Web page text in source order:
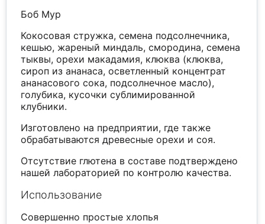
Боб Мур
Кокосовая стружка, семена подсолнечника,
кешью, жареный миндаль, смородина, семена
тыквы, орехи макадамия, клюква (клюква,
сироп из ананаса, осветленный концентрат
ананасового сока, подсолнечное масло),
голубика, кусочки сублимированной
клубники.
Изготовлено на предприятии, где также
обрабатываются древесные орехи и соя.
Отсутствие глютена в составе подтверждено
нашей лабораторией по контролю качества.
Использование
Совершенно простые хлопья